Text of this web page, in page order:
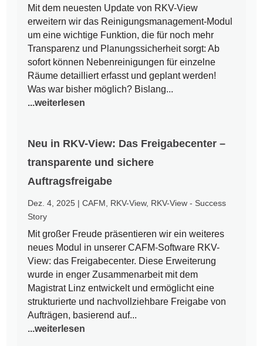
Mit dem neuesten Update von RKV-View
erweitern wir das Reinigungsmanagement-Modul
um eine wichtige Funktion, die für noch mehr
Transparenz und Planungssicherheit sorgt: Ab
sofort können Nebenreinigungen für einzelne
Räume detailliert erfasst und geplant werden!
Was war bisher möglich? Bislang...
...weiterlesen
Neu in RKV-View: Das Freigabecenter –
transparente und sichere
Auftragsfreigabe
Dez. 4, 2025 |CAFM RKV-View, RKV-View - Success
Story
Mit großer Freude präsentieren wir ein weiteres
neues Modul in unserer CAFM-Software RKV-
View: das Freigabecenter. Diese Erweiterung
wurde in enger Zusammenarbeit mit dem
Magistrat Linz entwickelt und ermöglicht eine
strukturierte und nachvollziehbare Freigabe von
Aufträgen, basierend auf...
...weiterlesen